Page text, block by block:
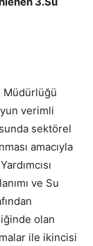
Müdürlüğü
verimli
sektörel
amacıyla
ve Su
olan
ile ikincisi